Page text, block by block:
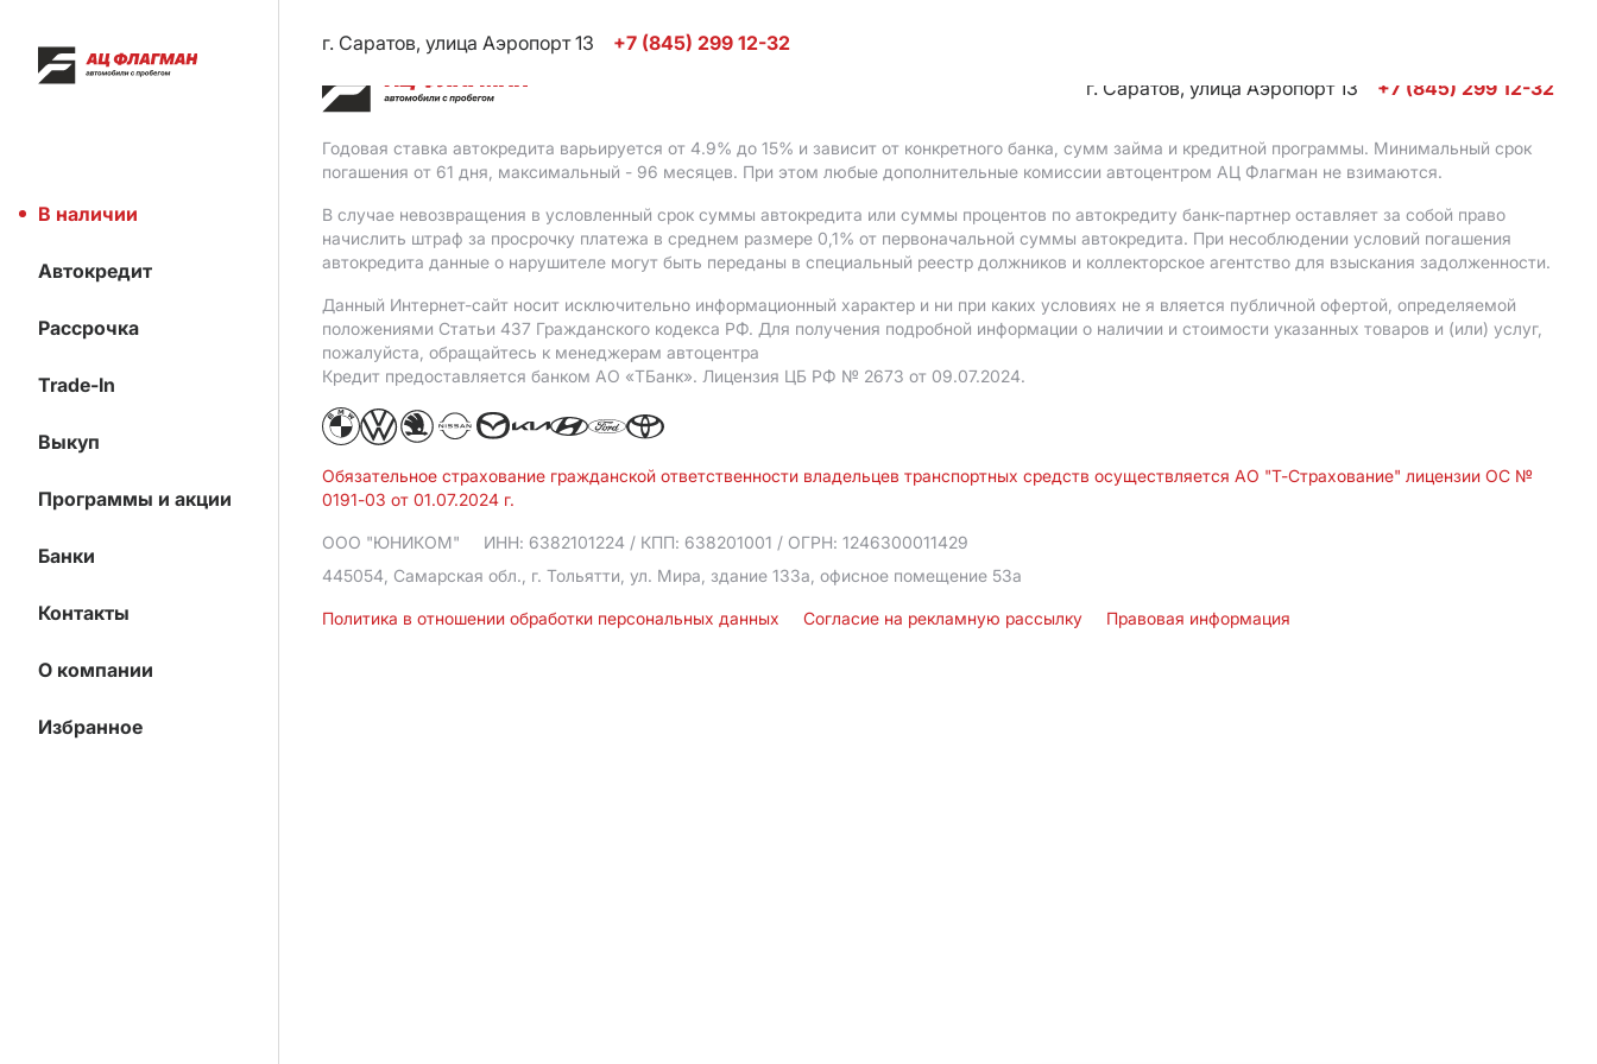
В наличии
Автокредит
Рассрочка
Trade-In
Выкуп
Программы и акции
Банки
Контакты
О компании
Избранное
г. Саратов, улица Аэропорт 13
+7 (845) 299 12-32
г. Саратов, улица Аэропорт 13
+7 (845) 299 12-32
Годовая ставка автокредита варьируется от 4.9% до 15% и зависит от конкретного банка, сумм займа и кредитной программы. Минимальный срок
погашения от 61 дня, максимальный - 96 месяцев. При этом любые дополнительные комиссии автоцентром АЦ Флагман не взимаются.
В случае невозвращения в условленный срок суммы автокредита или суммы процентов по автокредиту банк-партнер оставляет за собой право
начислить штраф за просрочку платежа в среднем размере 0,1% от первоначальной суммы автокредита. При несоблюдении условий погашения
автокредита данные о нарушителе могут быть переданы в специальный реестр должников и коллекторское агентство для взыскания задолженности.
Данный Интернет-сайт носит исключительно информационный характер и ни при каких условиях не я вляется публичной офертой, определяемой
положениями Статьи 437 Гражданского кодекса РФ. Для получения подробной информации о наличии и стоимости указанных товаров и (или) услуг,
пожалуйста, обращайтесь к менеджерам автоцентра
Кредит предоставляется банком АO «ТБанк». Лицензия ЦБ РФ № 2673 от 09.07.2024.
Обязательное страхование гражданской ответственности владельцев транспортных средств осуществляется АО "Т-Страхование" лицензии ОС №
0191-03 от 01.07.2024 г.
ООО "ЮНИКОМ" ИНН: 6382101224 / КПП: 638201001 / ОГРН: 1246300011429
445054, Самарская обл., г. Тольятти, ул. Мира, здание 133а, офисное помещение 53а
Политика в отношении обработки персональных данных Согласие на рекламную рассылку Правовая информация